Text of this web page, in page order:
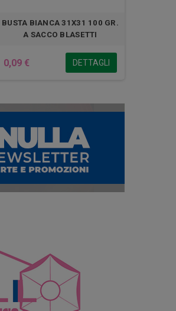
BUSTA BIANCA 31X31 100 GR.
A SACCO BLASETTI
0,09 € DETTAGLI